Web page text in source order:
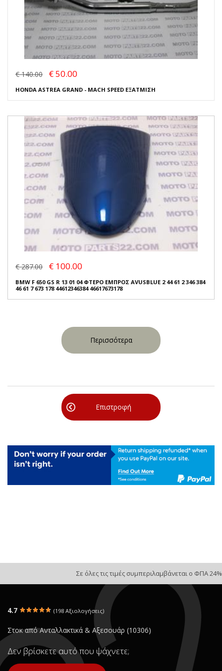
€ 140.00 € 50.00
HONDA ASTREA GRAND - MACH SPEED ΕΞΑΤΜΙΣΗ
€ 287.00 € 100.00
BMW F 650 GS R 13 01 04 ΦΤΕΡΟ ΕΜΠΡΟΣ AVUSBLUE 2 44 61 2 346 384
46 61 7 673 178 44612346384 46617673178
Περισσότερα
Επιστροφή
Σε όλες τις τιμές συμπεριλαμβάνεται ο ΦΠΑ 24%
4.7 (198 Αξιολογήσεις)
Στοκ από Ανταλλακτικά & Αξεσουάρ (10306)
Δεν βρίσκετε αυτό που ψάχνετε;